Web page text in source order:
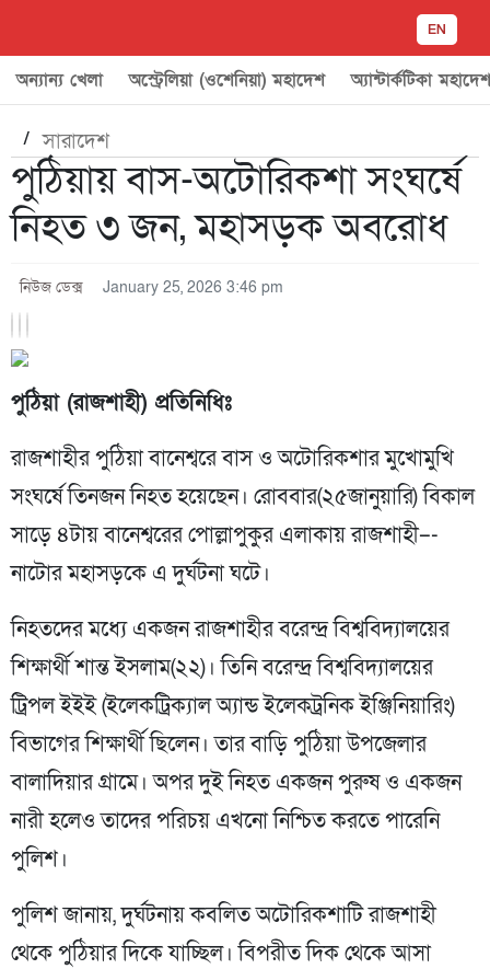
EN
অন্যান্য খেলা অস্ট্রেলিয়া (ওশেনিয়া) মহাদেশ অ্যান্টার্কটিকা মহাদেশ
/সারাদেশ
পুঠিয়ায় বাস-অটোরিকশা সংঘর্ষে
নিহত ৩ জন, মহাসড়ক অবরোধ
নিউজ ডেক্স January 25, 2026 3:46 pm
পুঠিয়া (রাজশাহী) প্রতিনিধিঃ
রাজশাহীর পুঠিয়া বানেশ্বরে বাস ও অটোরিকশার মুখোমুখি
সংঘর্ষে তিনজন নিহত হয়েছেন। রোববার(২৫জানুয়ারি) বিকাল
সাড়ে ৪টায় বানেশ্বরের পোল্লাপুকুর এলাকায় রাজশাহী–-
নাটোর মহাসড়কে এ দুর্ঘটনা ঘটে।
নিহতদের মধ্যে একজন রাজশাহীর বরেন্দ্র বিশ্ববিদ্যালয়ের
শিক্ষার্থী শান্ত ইসলাম(২২)। তিনি বরেন্দ্র বিশ্ববিদ্যালয়ের
ট্রিপল ইইই (ইলেকট্রিক্যাল অ্যান্ড ইলেকট্রনিক ইঞ্জিনিয়ারিং)
বিভাগের শিক্ষার্থী ছিলেন। তার বাড়ি পুঠিয়া উপজেলার
বালাদিয়ার গ্রামে। অপর দুই নিহত একজন পুরুষ ও একজন
নারী হলেও তাদের পরিচয় এখনো নিশ্চিত করতে পারেনি
পুলিশ।
পুলিশ জানায়, দুর্ঘটনায় কবলিত অটোরিকশাটি রাজশাহী
থেকে পুঠিয়ার দিকে যাচ্ছিল। বিপরীত দিক থেকে আসা